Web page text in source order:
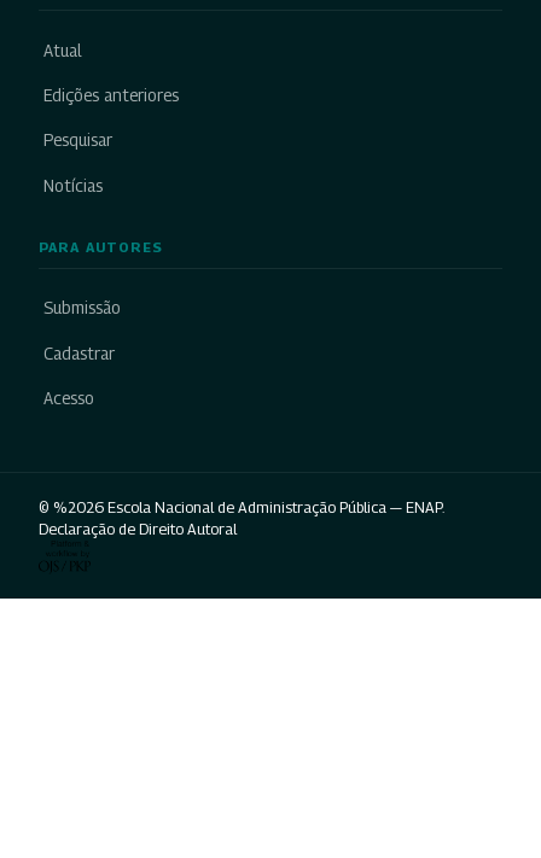
Atual
Edições anteriores
Pesquisar
Notícias
PARA AUTORES
Submissão
Cadastrar
Acesso
© %2026 Escola Nacional de Administração Pública — ENAP.
Declaração de Direito Autoral